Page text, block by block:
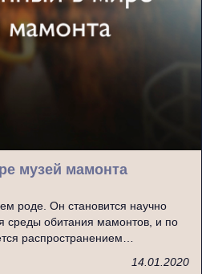
музей мамонта
роде. Он становится научно
среды обитания мамонтов, и по
распространением…
14.01.2020